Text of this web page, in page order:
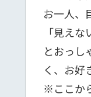
お一人、
「見え
とおっし
く、お好
※ここか